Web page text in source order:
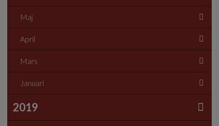
Maj
April
Mars
Januari
2019